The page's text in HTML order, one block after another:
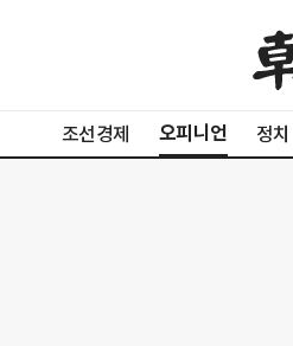
조선경제 오피니언 정치